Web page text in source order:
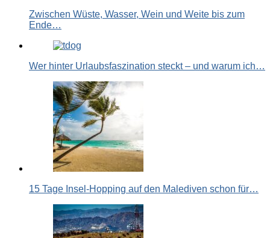
Zwischen Wüste, Wasser, Wein und Weite bis zum
Ende…
Wer hinter Urlaubsfaszination steckt – und warum ich…
15 Tage Insel-Hopping auf den Malediven schon für…